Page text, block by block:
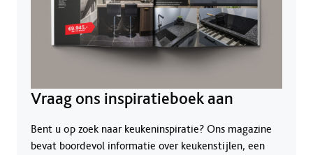
Vraag ons inspiratieboek aan
Bent u op zoek naar keukeninspiratie? Ons magazine
bevat boordevol informatie over keukenstijlen, een